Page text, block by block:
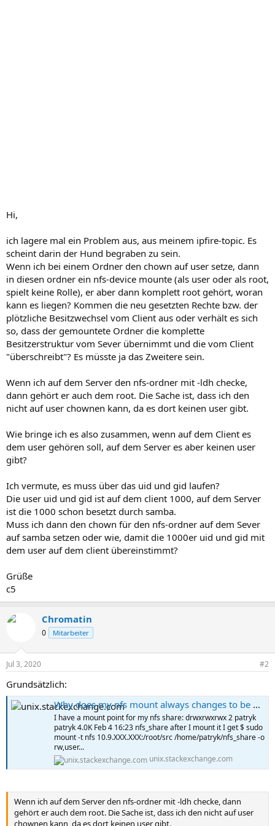
Hi,
ich lagere mal ein Problem aus, aus meinem ipfire-topic. Es
scheint darin der Hund begraben zu sein.
Wenn ich bei einem Ordner den chown auf user setze, dann
in diesen ordner ein nfs-device mounte (als user oder als root,
spielt keine Rolle), er aber dann komplett root gehört, woran
kann es liegen? Kommen die neu gesetzten Rechte bzw. der
plötzliche Besitzwechsel vom Client aus oder verhält es sich
so, dass der gemountete Ordner die komplette
Besitzerstruktur vom Sever übernimmt und die vom Client
"überschreibt"? Es müsste ja das Zweitere sein.
Wenn ich auf dem Server den nfs-ordner mit -ldh checke,
dann gehört er auch dem root. Die Sache ist, dass ich den
nicht auf user chownen kann, da es dort keinen user gibt.
Wie bringe ich es also zusammen, wenn auf dem Client es
dem user gehören soll, auf dem Server es aber keinen user
gibt?
Ich vermute, es muss über das uid und gid laufen?
Die user uid und gid ist auf dem client 1000, auf dem Server
ist die 1000 schon besetzt durch samba.
Muss ich dann den chown für den nfs-ordner auf dem Sever
auf samba setzen oder wie, damit die 1000er uid und gid mit
dem user auf dem client übereinstimmt?
Grüße
c5
Chromatin
0 Mitarbeiter
Jul 3, 2020 #2
Grundsätzlich:
Why does my nfs mount always changes to be owned by root after mounting?
I have a mount point for my nfs share: drwxrwxrwx 2 patryk
patryk 4.0K Feb 4 16:23 nfs_share after I mount it I get $ sudo
mount -t nfs 10.9.XXX.XXX:/root/src /home/patryk/nfs_share -o
rw,user...
unix.stackexchange.com
Wenn ich auf dem Server den nfs-ordner mit -ldh checke, dann
gehört er auch dem root. Die Sache ist, dass ich den nicht auf user
chownen kann, da es dort keinen user gibt.